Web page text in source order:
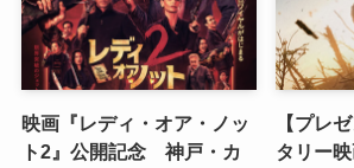
映画『レディ・オア・ノッ
ト2』公開記念 神戸・カ
【プレ
タリー映